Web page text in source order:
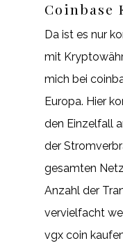
Coinbase
Da ist es nur
mit
mich bei
Europa. Hier
den Einzelfall
der
gesamten
Anzahl der
vervielfacht
vgx coin